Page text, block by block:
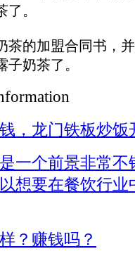
。
的加盟合同书，并
奶茶了。
，龙门铁板炒饭
个前景非常不
想要在餐饮行业
？赚钱吗？